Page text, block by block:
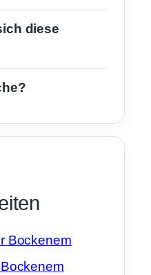
diese
Bockenem